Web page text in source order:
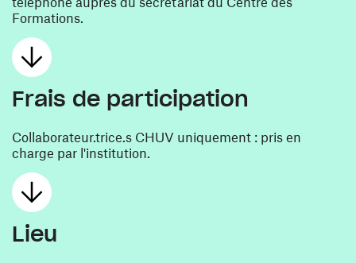
Formations.
Frais de participation
Collaborateur.trice.s CHUV uniquement : pris en
charge par l'institution.
Lieu